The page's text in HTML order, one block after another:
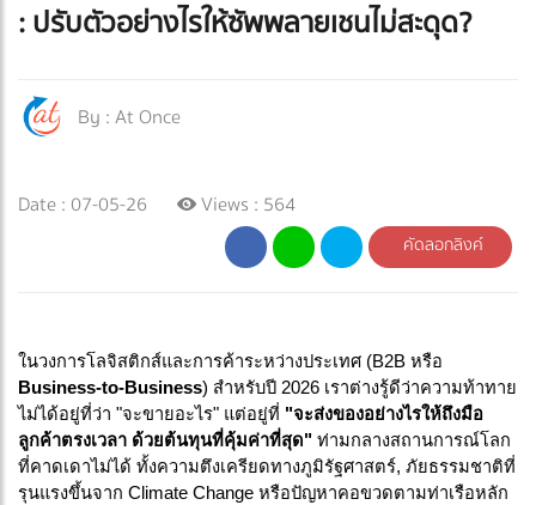
: ปรับตัวอย่างไรให้ซัพพลายเชนไม่สะดุด?
By :At Once
Date : 07-05-26 Views : 564
คัดลอกลิงค์
ในวงการโลจิสติกส์และการค้าระหว่างประเทศ (B2B หรือ
Business-to-Business) สำหรับปี 2026 เราต่างรู้ดีว่าความท้าทาย
ไม่ได้อยู่ที่ว่า "จะขายอะไร" แต่อยู่ที่ "จะส่งของอย่างไรให้ถึงมือ
ลูกค้าตรงเวลา ด้วยต้นทุนที่คุ้มค่าที่สุด" ท่ามกลางสถานการณ์โลก
ที่คาดเดาไม่ได้ ทั้งความตึงเครียดทางภูมิรัฐศาสตร์, ภัยธรรมชาติที่
รุนแรงขึ้นจาก Climate Change หรือปัญหาคอขวดตามท่าเรือหลัก